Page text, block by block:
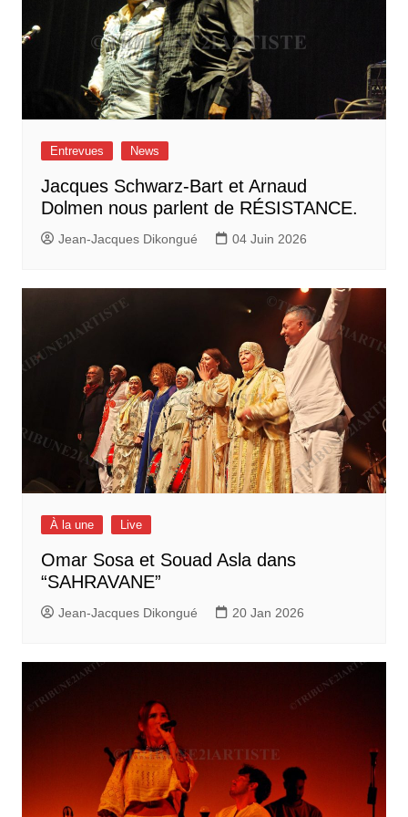
Entrevues News
Jacques Schwarz-Bart et Arnaud
Dolmen nous parlent de RÉSISTANCE.
Jean-Jacques Dikongué 04 Juin 2026
À la une Live
Omar Sosa et Souad Asla dans
“SAHRAVANE”
Jean-Jacques Dikongué 20 Jan 2026